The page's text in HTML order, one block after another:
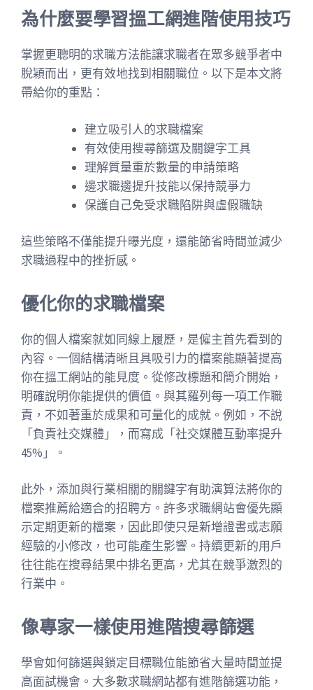
為什麼要學習搵工網進階使用技巧
掌握更聰明的求職方法能讓求職者在眾多競爭者中
脫穎而出，更有效地找到相關職位。以下是本文將
帶給你的重點：
建立吸引人的求職檔案
有效使用搜尋篩選及關鍵字工具
理解質量重於數量的申請策略
邊求職邊提升技能以保持競爭力
保護自己免受求職陷阱與虛假職缺
這些策略不僅能提升曝光度，還能節省時間並減少
求職過程中的挫折感。
優化你的求職檔案
你的個人檔案就如同線上履歷，是僱主首先看到的
內容。一個結構清晰且具吸引力的檔案能顯著提高
你在搵工網站的能見度。從修改標題和簡介開始，
明確說明你能提供的價值。與其羅列每一項工作職
責，不如著重於成果和可量化的成就。例如，不說
「負責社交媒體」，而寫成「社交媒體互動率提升
45%」。
此外，添加與行業相關的關鍵字有助演算法將你的
檔案推薦給適合的招聘方。許多求職網站會優先顯
示定期更新的檔案，因此即使只是新增證書或志願
經驗的小修改，也可能產生影響。持續更新的用戶
往往能在搜尋結果中排名更高，尤其在競爭激烈的
行業中。
像專家一樣使用進階搜尋篩選
學會如何篩選與鎖定目標職位能節省大量時間並提
高面試機會。大多數求職網站都有進階篩選功能，